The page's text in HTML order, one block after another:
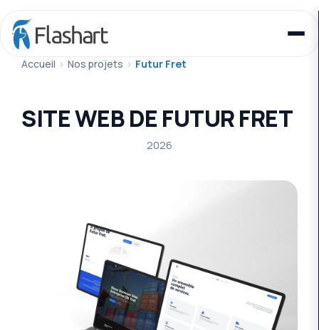
Accueil > Nos projets > Futur Fret
SITE WEB DE FUTUR FRET
2026